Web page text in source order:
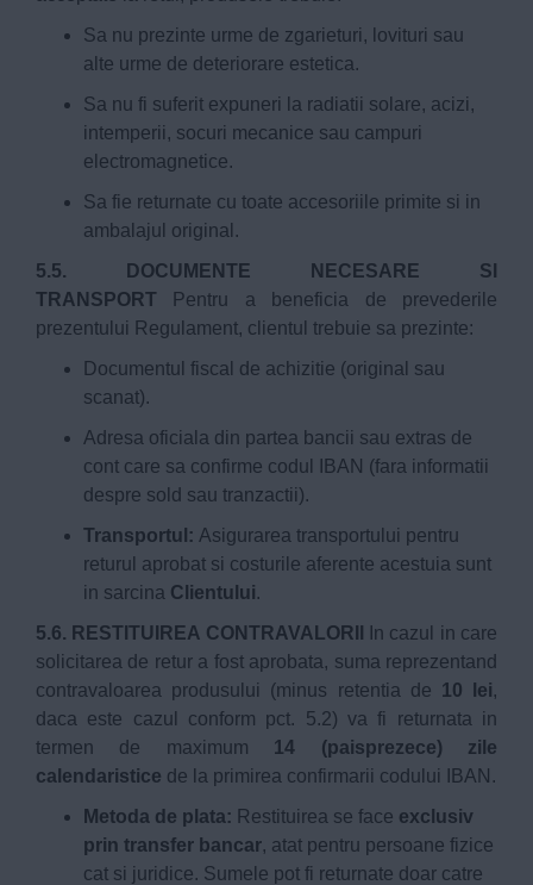
Sa nu prezinte urme de zgarieturi, lovituri sau
alte urme de deteriorare estetica.
Sa nu fi suferit expuneri la radiatii solare, acizi,
intemperii, socuri mecanice sau campuri
electromagnetice.
Sa fie returnate cu toate accesoriile primite si in
ambalajul original.
5.5. DOCUMENTE NECESARE SI
TRANSPORT Pentru a beneficia de prevederile
prezentului Regulament, clientul trebuie sa prezinte:
Documentul fiscal de achizitie (original sau
scanat).
Adresa oficiala din partea bancii sau extras de
cont care sa confirme codul IBAN (fara informatii
despre sold sau tranzactii).
Transportul: Asigurarea transportului pentru
returul aprobat si costurile aferente acestuia sunt
in sarcina Clientului.
5.6. RESTITUIREA CONTRAVALORII
In cazul in care
solicitarea de retur a fost aprobata, suma reprezentand
contravaloarea produsului (minus retentia de 10 lei,
daca este cazul conform pct. 5.2) va fi returnata in
termen de maximum 14 (paisprezece) zile
calendaristice de la primirea confirmarii codului IBAN.
Metoda de plata: Restituirea se face exclusiv
prin transfer bancar, atat pentru persoane fizice
cat si juridice. Sumele pot fi returnate doar catre